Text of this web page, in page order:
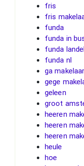
fris
fris
funda
funda in
funda
funda nl
ga
gege
geleen
groot
heeren
heeren
heeren
heule
hoe